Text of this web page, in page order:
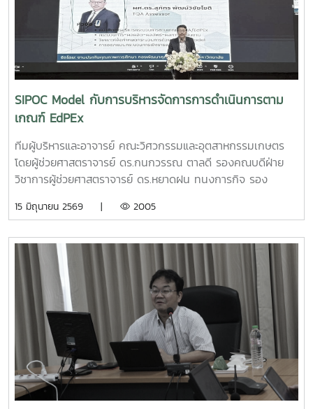
บริหารธุรกิจ• Nirmala Bhuvana Chandra
Ramisettyนักศึกษาปริญญาโท วิทยาลัยนานาชาติอาจารย์ที่
ปรึกษารองศาสตราจารย์ ดร.จตุรภัทร วาฤทธิ์คณะวิศวกรรมและ
อุตสาหกรรมเกษตรการแข่งขัน Startup Thailand League
2026 เป็นเวทีสำคัญในการส่งเสริมศักยภาพนักศึกษาด้าน
นวัตกรรมและการเป็นผู้ประกอบการรุ่นใหม่ โดยเปิดโอกาสให้
นักศึกษาได้นำเสนอแนวคิดธุรกิจและผลงานนวัตกรรมสู่การ
พัฒนาเชิงพาณิชย์ในระดับประเทศทั้งนี้ ทีม Coff Brew ได้รับ
คัดเลือกให้พัฒนาผลงานต้นแบบและเตรียมเข้าร่วมกิจกรรม
Demo Day ระหว่างวันที่ 25–27 มิถุนายน 2569 ณ ศูนย์การค้า
สยามพารากอน กรุงเทพมหานคร เพื่อจัดแสดงผลงานต่อนัก
ไปคณะวิศวกรรมและอุตสาหกรรมเกษตร ขอร่วมชื่นชมและภาค
นักศึกษา ที่สามารถต่อยอดองค์ความรู้สู่การสร้างนวัตกรรมและ
การเป็นผู้ประกอบการแห่งอนาคตได้อย่างโดดเด่นCr:อุทยาน
วิทยาศาสตร์เทคโนโลยีเกษตรและอาหาร Maejo Agro Food
Park
(MAP)https://www.facebook.com/share/18ZhSJ8uJx/
SIPOC Model กับการบริหารจัดการการดำเนินการตาม
เกณฑ์ EdPEx
ทีมผู้บริหารและอาจารย์ คณะวิศวกรรมและอุตสาหกรรมเกษตร
โดยผู้ช่วยศาสตราจารย์ ดร.กนกวรรณ ตาลดี รองคณบดีฝ่าย
วิชาการผู้ช่วยศาสตราจารย์ ดร.หยาดฝน ทนงการกิจ รอง
ดร.พิไลวรรณ พรประสิทธ์ ผู้ช่วยคณบดีฝ่ายบริหารและเทคโนโลยี
หลักสูตรวิศวกรรมศาสตรบัณฑิต สาขาวิศวกรรมอาหารเข้าร่วม
การอบรมเชิงปฏิบัติการ "SIPOC Model กับการบริหารจัดการ
การดำเนินการตามเกณฑ์ EdPEx" ใน วันที่ 12-13 พฤษภาคม
2569 ที่โรงแรมยูนิมมาน โดย ได้รับเกียรติจาก "ผู้ช่วย
ศาสตราจารย์ ดร.สุภัทร พัฒน์วิชัยโชติ" คณะวิศวกรรมศาสตร์
มหาวิทยาลัยเกษตรศาสตร์ เป็นวิทยากรการอบรมครั้งนี้ช่วยส่ง
เสริมให้บุคลากรนำความรู้ที่ได้ ใช้ในการวิเคราะห์ วางระบบและ
เชื่อมโยงกระบวนการ เพื่อมุ่งสู่ความเป็นเลิศขององค์กร
15 มิถุนายน 2569 | 2005